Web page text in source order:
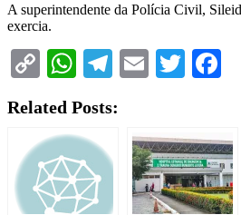
A superintendente da Polícia Civil,
exercia.
Copy
Link
WhatsApp
Telegram
Email
Related Posts: